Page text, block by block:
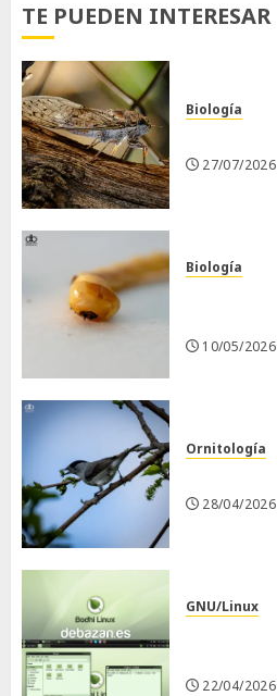
TE PUEDEN INTERESAR
Biología
27/07/2026
Biología
10/05/2026
Ornitología
28/04/2026
GNU/Linux
22/04/2026